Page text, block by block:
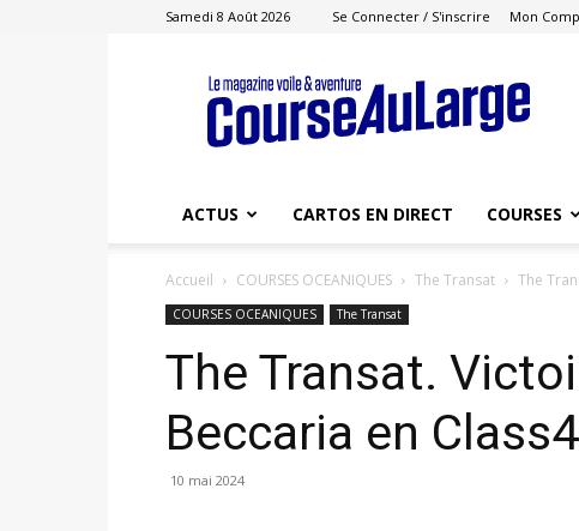
Samedi 8 Août 2026 Se Connecter / S'inscrire Mon
Course
au
Large
ACTUS CARTOS EN DIRECT COURSES
Accueil COURSES OCEANIQUES The Transat The
COURSES OCEANIQUES The Transat
The Transat.
Beccaria en
10 mai 2024